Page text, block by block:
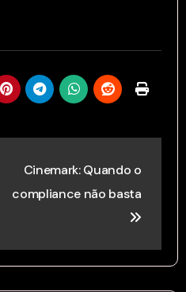
Cinemark: Quando o
compliance não basta